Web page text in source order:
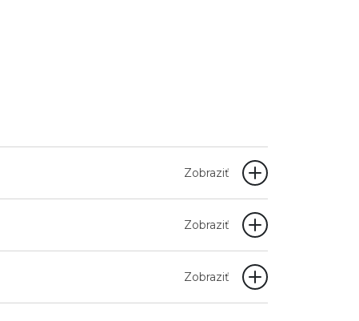
Zobraziť
Zobraziť
Zobraziť